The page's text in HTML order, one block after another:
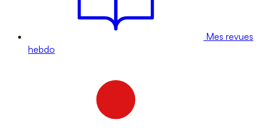
Mes revues
hebdo